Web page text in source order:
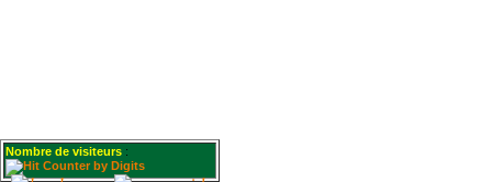
Nombre de visiteurs :